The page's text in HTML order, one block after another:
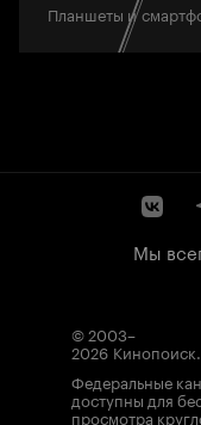
Планшеты и
Мы
© 2003–
2026 Кинопоиск.
Федеральные
доступны для
просмотра